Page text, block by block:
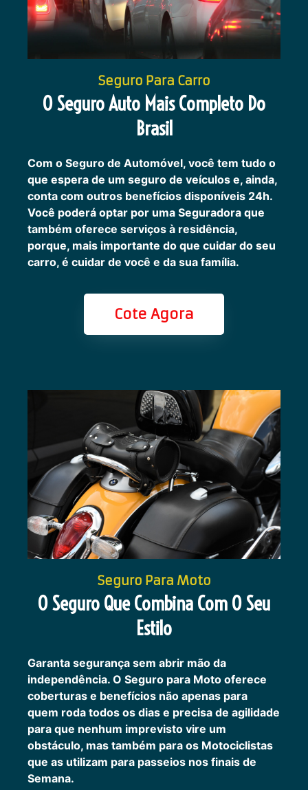
Seguro Para Carro
O Seguro Auto Mais Completo Do
Brasil
Com o Seguro de Automóvel, você tem tudo o
que espera de um seguro de veículos e, ainda,
conta com outros benefícios disponíveis 24h.
Você poderá optar por uma Seguradora que
também oferece serviços à residência,
porque, mais importante do que cuidar do seu
carro, é cuidar de você e da sua família.
Cote Agora
Seguro Para Moto
O Seguro Que Combina Com O Seu
Estilo
Garanta segurança sem abrir mão da
independência. O Seguro para Moto oferece
coberturas e benefícios não apenas para
quem roda todos os dias e precisa de agilidade
para que nenhum imprevisto vire um
obstáculo, mas também para os Motociclistas
que as utilizam para passeios nos finais de
Semana.